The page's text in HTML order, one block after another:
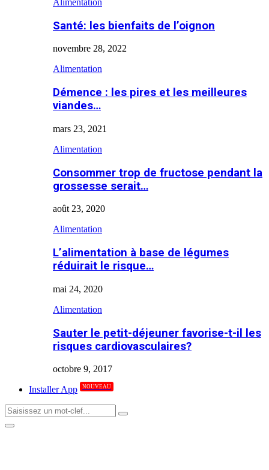
Alimentation
Santé: les bienfaits de l’oignon
novembre 28, 2022
Alimentation
Démence : les pires et les meilleures
viandes…
mars 23, 2021
Alimentation
Consommer trop de fructose pendant la
grossesse serait…
août 23, 2020
Alimentation
L’alimentation à base de légumes
réduirait le risque…
mai 24, 2020
Alimentation
Sauter le petit-déjeuner favorise-t-il les
risques cardiovasculaires?
octobre 9, 2017
Installer App
NOUVEAU
Search
for:
Search
Primary